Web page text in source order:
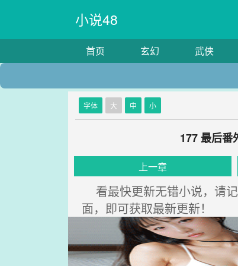
小说48
首页 玄幻 武侠
字体 大 中 小
177 最后番
上一章
看最快更新无错小说，请
面，即可获取最新更新！